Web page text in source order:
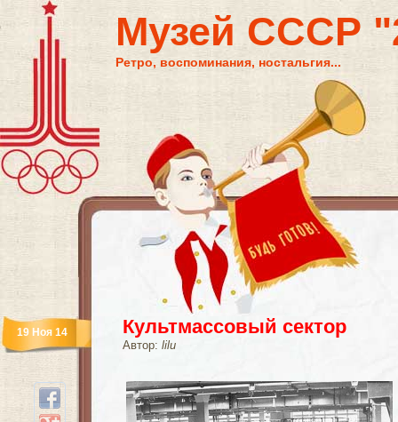
Музей СССР
Ретро, воспоминания, ностальгия...
Культмассовый сектор
Автор: lilu
19 Ноя 14